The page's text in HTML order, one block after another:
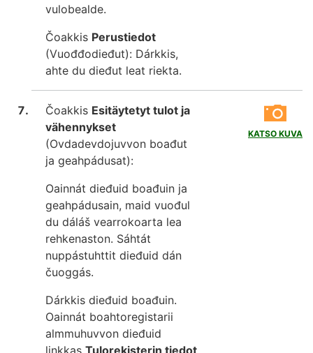
vulobealde.
Čoakkis Perustiedot
(Vuođđodieđut): Dárkkis,
ahte du dieđut leat riekta.
KATSO KUVA
Čoakkis Esitäytetyt tulot ja
vähennykset
(Ovdadevdojuvvon boađut
ja geahpádusat):
Oainnát dieđuid boađuin ja
geahpádusain, maid vuođul
du dáláš vearrokoarta lea
rehkenaston. Sáhtát
nuppástuhttit dieđuid dán
čuoggás.
Dárkkis dieđuid boađuin.
Oainnát boahtoregistarii
almmuhuvvon dieđuid
liŋkkas Tulorekisterin tiedot